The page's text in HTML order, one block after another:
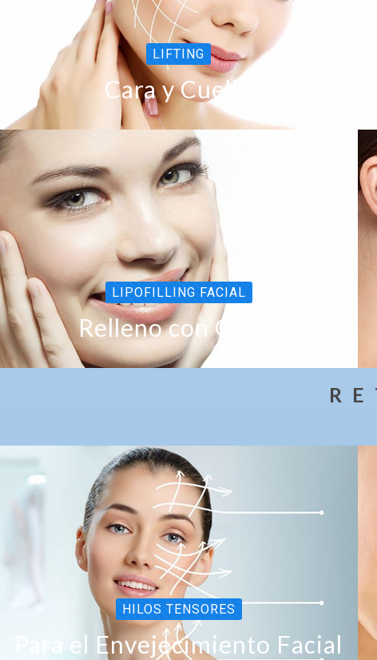
LIFTING
Cara y Cuello
LIPOFILLING FACIAL
Relleno con Grasa
R
HILOS TENSORES
Para el Envejecimiento Facial